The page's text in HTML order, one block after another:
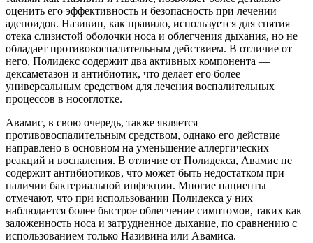
оценить его эффективность и безопасность при лечении
аденоидов. Називин, как правило, используется для снятия
отека слизистой оболочки носа и облегчения дыхания, но не
обладает противовоспалительным действием. В отличие от
него, Полидекс содержит два активных компонента —
дексаметазон и антибиотик, что делает его более
универсальным средством для лечения воспалительных
процессов в носоглотке.
Авамис, в свою очередь, также является
противовоспалительным средством, однако его действие
направлено в основном на уменьшение аллергических
реакций и воспаления. В отличие от Полидекса, Авамис не
содержит антибиотиков, что может быть недостатком при
наличии бактериальной инфекции. Многие пациенты
отмечают, что при использовании Полидекса у них
наблюдается более быстрое облегчение симптомов, таких как
заложенность носа и затрудненное дыхание, по сравнению с
использованием только Називина или Авамиса.